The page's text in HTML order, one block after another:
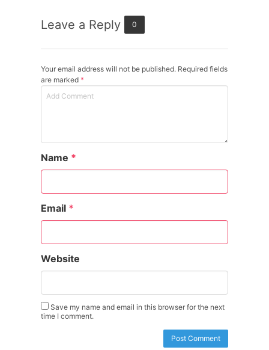
Leave a Reply 0
Your email address will not be published. Required fields
are marked *
Name *
Email *
Website
Save my name and email in this browser for the next
time I comment.